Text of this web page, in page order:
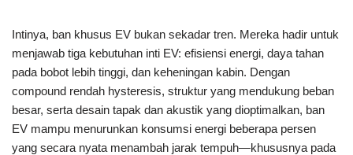
Intinya, ban khusus EV bukan sekadar tren. Mereka hadir untuk
menjawab tiga kebutuhan inti EV: efisiensi energi, daya tahan
pada bobot lebih tinggi, dan keheningan kabin. Dengan
compound rendah hysteresis, struktur yang mendukung beban
besar, serta desain tapak dan akustik yang dioptimalkan, ban
EV mampu menurunkan konsumsi energi beberapa persen
yang secara nyata menambah jarak tempuh—khususnya pada